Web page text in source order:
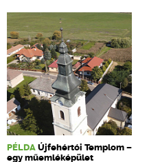
PÉLDA Újfehértói Templom –
egy műemléképület